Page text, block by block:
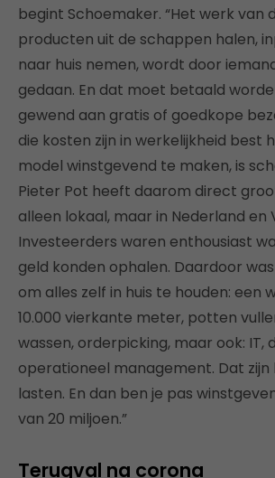
begint Schoemaker. “Het werk van
producten uit de schappen halen,
naar huis nemen, wordt door
gedaan. En dat moet betaald
gewend aan gratis of goedkope
die kosten zijn in werkelijkheid best
model winstgevend te maken, is
Pieter Pot heeft daarom direct
alleen lokaal, maar in Nederland en
Investeerders waren enthousiast
geld konden ophalen. Daardoor
om alles zelf in huis te houden: een
10.000 vierkante meter, potten
wassen, orderpicking, maar ook: IT,
operationeel management. Dat zijn
lasten. En dan ben je pas
van 20 miljoen.”
Terugval na corona